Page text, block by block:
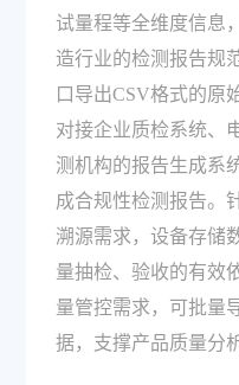
试量程等全维度信息
造行业的检测报告规
口导出CSV格式的原
对接企业质检系统、
测机构的报告生成系
成合规性检测报告。
溯源需求，设备存储
量抽检、验收的有效
量管控需求，可批量
据，支撑产品质量分